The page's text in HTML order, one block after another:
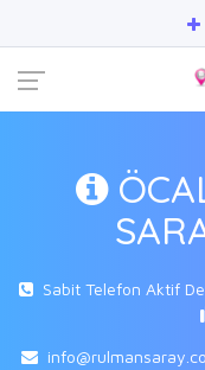
Sabit Telefon Aktif